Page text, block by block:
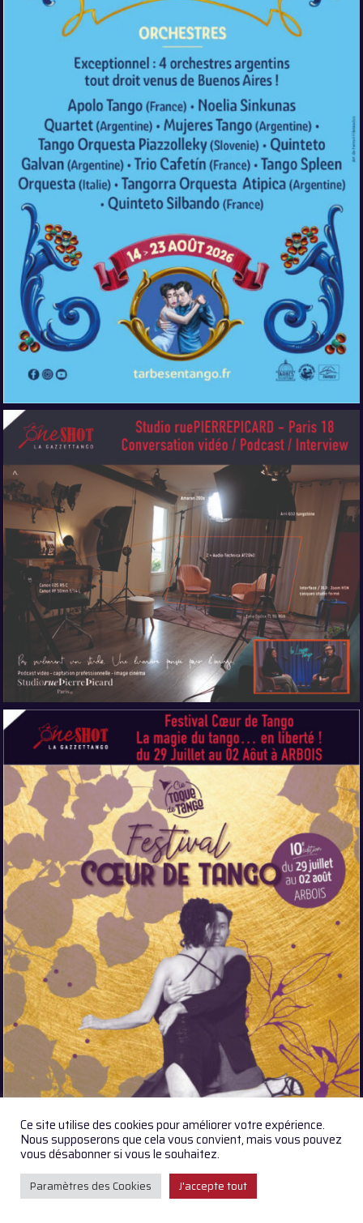
Ce site utilise des cookies pour améliorer votre expérience.
Nous supposerons que cela vous convient, mais vous pouvez
vous désabonner si vous le souhaitez.
Paramètres des Cookies J'accepte tout ×